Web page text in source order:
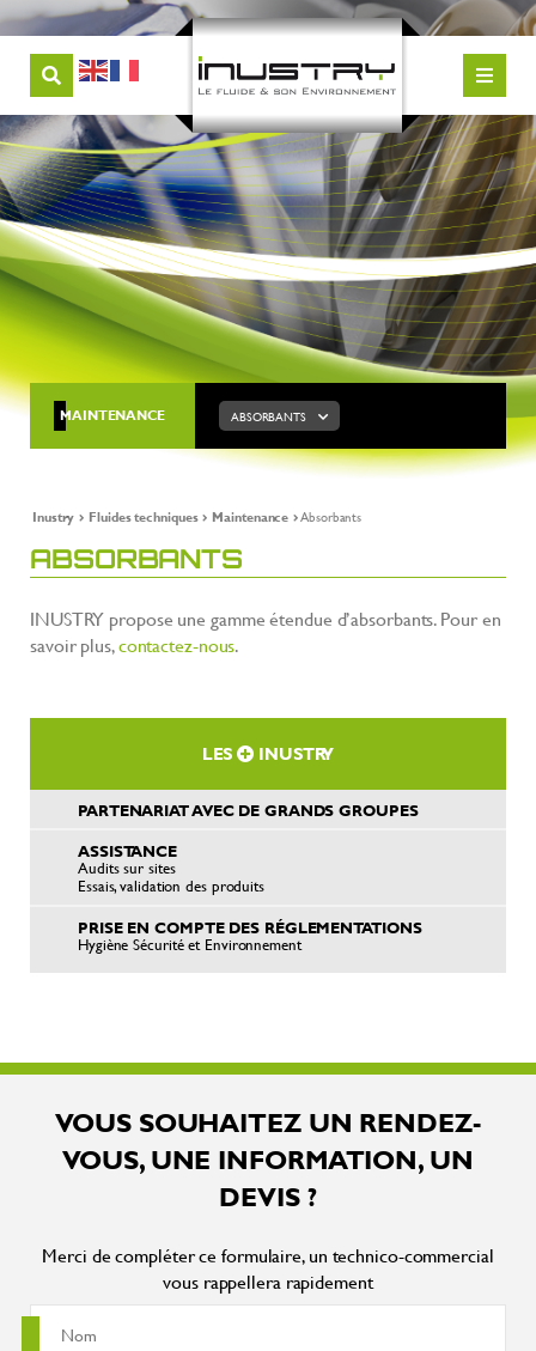
MAINTENANCE ABSORBANTS
Inustry Fluides techniques Maintenance Absorbants
ABSORBANTS
INUSTRY propose une gamme étendue d’absorbants. Pour en
savoir plus,contactez-nous.
LES INUSTRY
PARTENARIAT AVEC DE GRANDS GROUPES
ASSISTANCE
Audits sur sites
Essais, validation des produits
PRISE EN COMPTE DES RÉGLEMENTATIONS
Hygiène Sécurité et Environnement
VOUS SOUHAITEZ UN RENDEZ-
VOUS, UNE INFORMATION, UN
DEVIS ?
Merci de compléter ce formulaire, un technico-commercial
vous rappellera rapidement